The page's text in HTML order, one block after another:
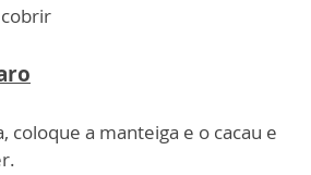
coloque a manteiga e o cacau e